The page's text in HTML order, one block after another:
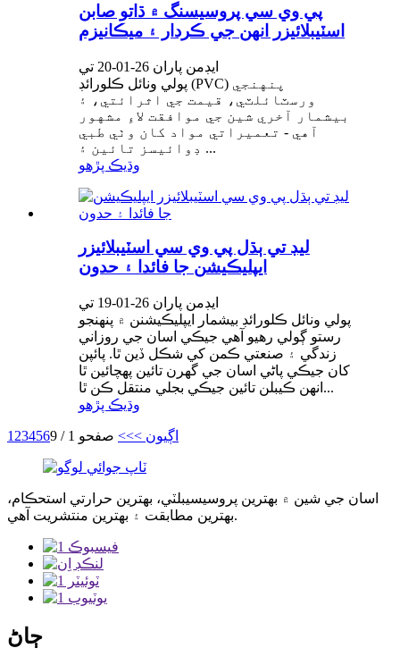
پي وي سي پروسيسنگ ۾ ڌاتو صابن
اسٽيبلائيزر انهن جي ڪردار ۽ ميڪانيزم
ايڊمن پاران 26-01-20 تي
پولي ونائل ڪلورائڊ (PVC) پنهنجي
ورسٽائلٽي، قيمت جي اثرائتي، ۽
بيشمار آخري شين جي موافقت لاءِ مشهور
آهي - تعميراتي مواد کان وٺي طبي
ڊوائيسز تائين ۽ ...
وڌيڪ پڙهو
ليڊ تي ٻڌل پي وي سي اسٽيبلائيزر
ايپليڪيشن جا فائدا ۽ حدون
ايڊمن پاران 26-01-19 تي
پولي ونائل ڪلورائڊ بيشمار ايپليڪيشنن ۾ پنهنجو
رستو ڳولي رهيو آهي جيڪي اسان جي روزاني
زندگي ۽ صنعتي ڪمن کي شڪل ڏين ٿا. پائپن
کان جيڪي پاڻي اسان جي گهرن تائين پهچائين ٿا
انهن ڪيبلن تائين جيڪي بجلي منتقل ڪن ٿا...
وڌيڪ پڙهو
1 23456 اڳيون >>> صفحو 1 / 9
اسان جي شين ۾ بهترين پروسيسيبلٽي، بهترين حرارتي استحڪام،
بهترين مطابقت ۽ بهترين منتشريت آهي.
ڄاڻ